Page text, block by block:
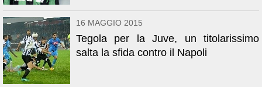
16 MAGGIO 2015
Tegola per la Juve, un titolarissimo
salta la sfida contro il Napoli